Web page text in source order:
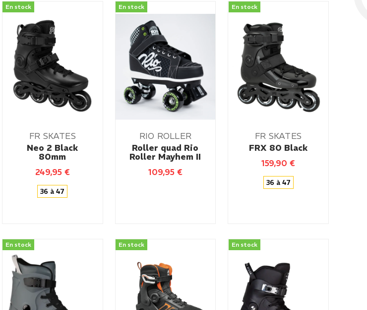
En stock
FR SKATES
Neo 2 Black
80mm
249,95 €
36 à 47
En stock
RIO ROLLER
Roller quad Rio
Roller Mayhem II
109,95 €
En stock
FR SKATES
FRX 80 Black
159,90€
36 à 47
En stock En stock En stock